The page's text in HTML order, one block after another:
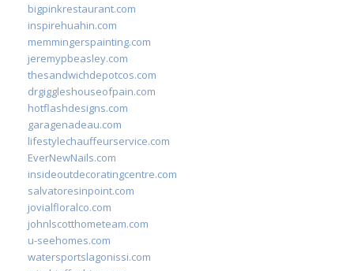
bigpinkrestaurant.com
inspirehuahin.com
memmingerspainting.com
jeremypbeasley.com
thesandwichdepotcos.com
drgiggleshouseofpain.com
hotflashdesigns.com
garagenadeau.com
lifestylechauffeurservice.com
EverNewNails.com
insideoutdecoratingcentre.com
salvatoresinpoint.com
jovialfloralco.com
johnlscotthometeam.com
u-seehomes.com
watersportslagonissi.com